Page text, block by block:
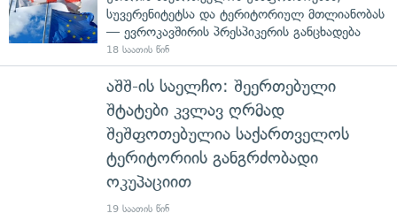
სუვერენიტეტსა და ტერიტორიულ მთლიანობას
— ევროკავშირის პრესპიკერის განცხადება
18 საათის წინ
აშშ-ის საელჩო: შეერთებული
შტატები კვლავ ღრმად
შეშფოთებულია საქართველოს
ტერიტორიის განგრძობადი
ოკუპაციით
19 საათის წინ